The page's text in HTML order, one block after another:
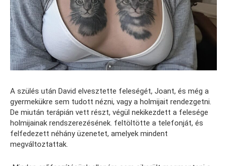
A szülés után David elvesztette feleségét, Joant, és még a
gyermekükre sem tudott nézni, vagy a holmijait rendezgetni.
De miután terápián vett részt, végül nekikezdett a felesége
holmijainak rendszerezésének. feltöltötte a telefonját, és
felfedezett néhány üzenetet, amelyek mindent
megváltoztattak.